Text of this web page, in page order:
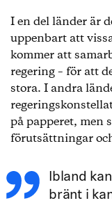
I en del länder är
uppenbart att
kommer att
regering – för att
stora. I andra
på papperet, men
förutsättningar
Ibland
bränt i